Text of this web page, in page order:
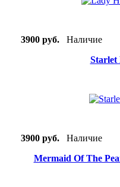
3900 руб. Наличие
Starlet
3900 руб. Наличие
Mermaid Of The